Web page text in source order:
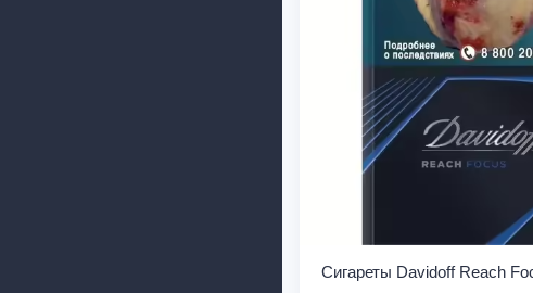
Сигареты Davidoff Reach